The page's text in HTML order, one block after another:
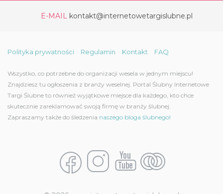
E-MAIL kontakt@internetowetargislubne.pl
Polityka prywatności Regulamin Kontakt FAQ
Wszystko, co potrzebne do organizacji wesela w jednym miejscu!
Znajdziesz tu ogłoszenia z branży weselnej. Portal Ślubny Internetowe
Targi Ślubne to również wyjątkowe miejsce dla każdego, kto chce
skutecznie zareklamować swoją firmę w branży ślubnej.
Zapraszamy także do śledzenia naszego bloga ślubnego!